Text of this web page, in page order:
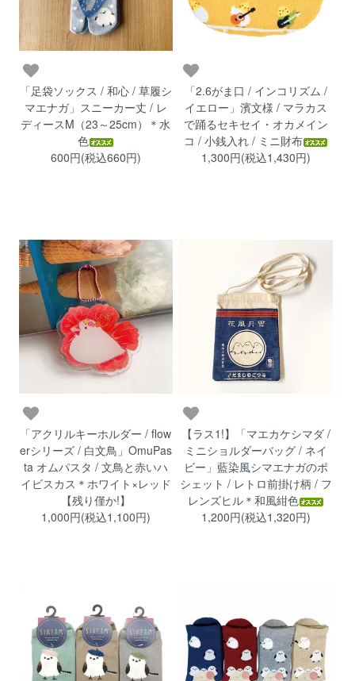
「足袋ソックス / 和心 / 草履シ
マエナガ」スニーカー丈 / レ
ディースM（23～25cm）＊水
色
600円(税込660円)
「2.6がま口 / インコリズム /
イエロー」濱文様 / マラカス
で踊るセキセイ・オカメイン
コ / 小銭入れ / ミニ財布
1,300円(税込1,430円)
「アクリルキーホルダー / flow
erシリーズ / 白文鳥」OmuPas
ta オムパスタ / 文鳥と赤いハ
イビスカス＊ホワイト×レッド
【残り僅か!】
1,000円(税込1,100円)
【ラス1!】「マエカケシマダ /
ミニショルダーバッグ / ネイ
ビー」藍染風シマエナガのポ
シェット / レトロ前掛け柄 / フ
レンズヒル＊和風紺色
1,200円(税込1,320円)